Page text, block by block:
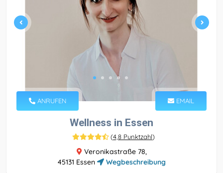
ANRUFEN EMAIL
Wellness in Essen
(4,8 Punktzahl)
Veronikastraße 78,
45131 Essen
Wegbeschreibung